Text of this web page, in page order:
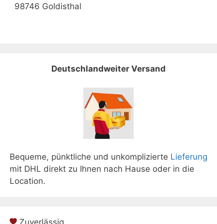
98746 Goldisthal
Deutschlandweiter Versand
Bequeme, pünktliche und unkomplizierte Lieferung
mit DHL direkt zu Ihnen nach Hause oder in die
Location.